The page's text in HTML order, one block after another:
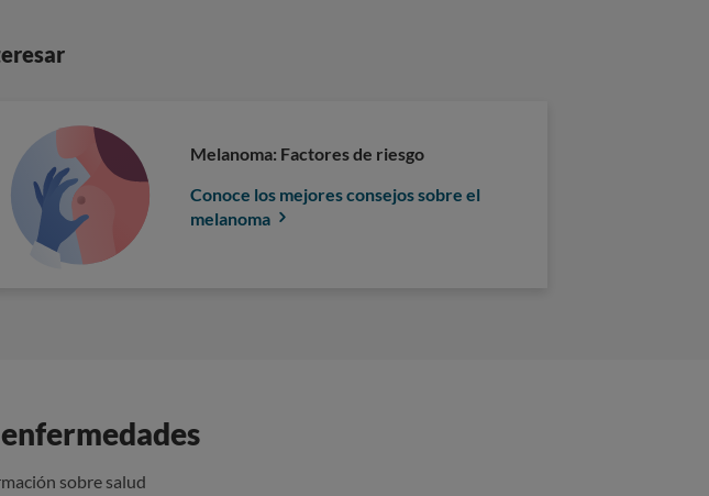
Melanoma: Factores de riesgo
Conoce los mejores consejos sobre el
melanoma
sobre salud